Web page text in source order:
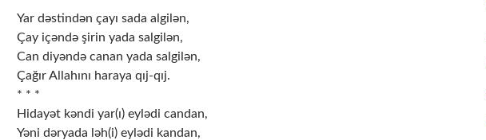
Yar dəstindən çayı sada algilən,
Çay içəndə şirin yada salgilən,
Can diyəndə canan yada salgilən,
Çağır Allahını haraya qıj-qıj.
* * *
Hidayət kəndi yar(ı) eylədi candan,
Yəni dəryada ləh(i) eylədi kandan,